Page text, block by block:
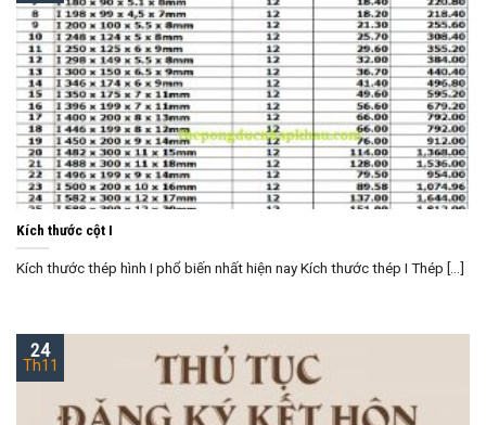
Kích thước cột I
Kích thước thép hình I phổ biến nhất hiện nay Kích thước thép I Thép [...]
24
Th11